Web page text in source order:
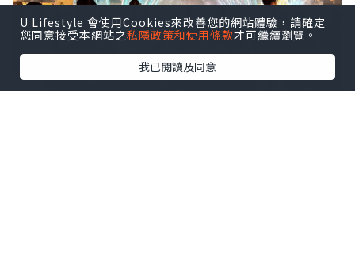
U Lifestyle 會使用Cookies來改善您的網站體驗，請確定
您同意接受本網站之私隱政策和使用條款才可繼續瀏覽。
我已閱讀及同意